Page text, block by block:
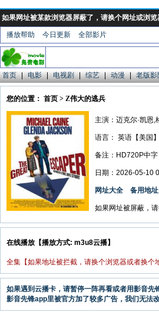
如果网址被某款浏览器屏蔽了，请换个网址或浏览
播放帮助 今日更新 全部影片
首页 | 电影 | 电视剧 | 综艺 | 动漫 | 老版影
您的位置： 首页 > Z伟大的逃兵
主演：迈克尔·凯恩,
语言： 英语【美国】
备注：HD720P中字
日期：2026-05-10
网址大全 备用地址
如果网址被屏蔽，
在线播放【播放方式: m3u8云播】
全集【如果地址被拦截，请换个浏览器或者换个
如果遇到云播卡，请暂停一阵再看或者用影音先
影音先锋app里被官方加了较多广告，我们无法